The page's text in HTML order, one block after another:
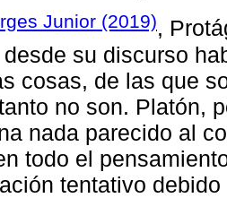
Junior (2019),
su discurso
cosas, de las que
no son. Platón,
nada parecido al
todo el
tentativo